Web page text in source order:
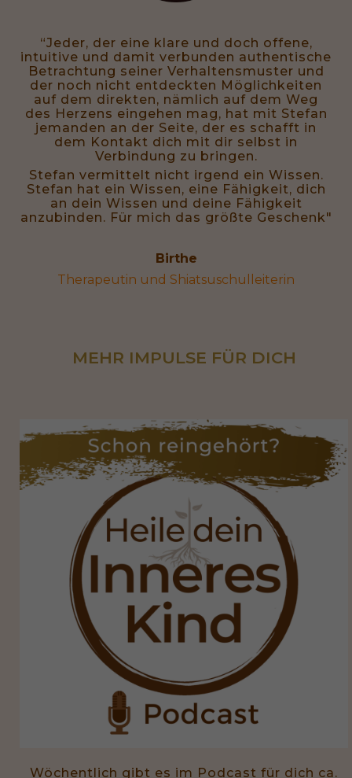
“Jeder, der eine klare und doch offene,
intuitive und damit verbunden authentische
Betrachtung seiner Verhaltensmuster und
der noch nicht entdeckten Möglichkeiten
auf dem direkten, nämlich auf dem Weg
des Herzens eingehen mag, hat mit Stefan
jemanden an der Seite, der es schafft in
dem Kontakt dich mit dir selbst in
Verbindung zu bringen.
Stefan vermittelt nicht irgend ein Wissen.
Stefan hat ein Wissen, eine Fähigkeit, dich
an dein Wissen und deine Fähigkeit
anzubinden. Für mich das größte Geschenk"
Birthe
Therapeutin und Shiatsuschulleiterin
MEHR IMPULSE FÜR DICH
Wöchentlich gibt es im Podcast für dich ca.